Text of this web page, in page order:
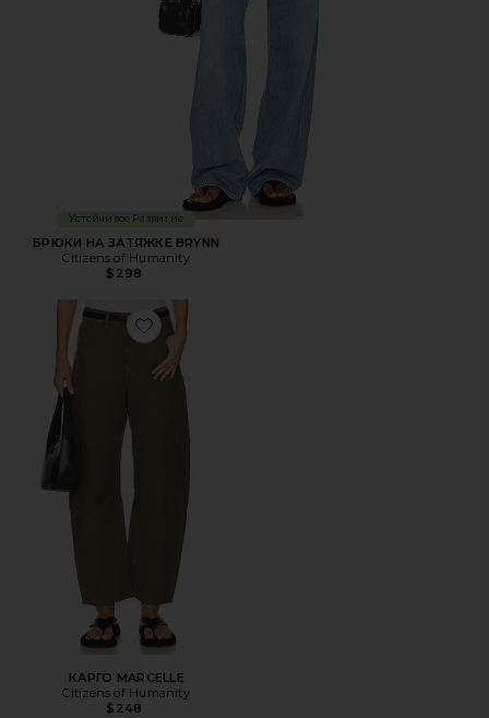
Устойчивое Развитие
БРЮКИ НА ЗАТЯЖКЕ BRYNN
Citizens of Humanity
$298
Favorite КАРГО MARCELLE
КАРГО MARCELLE
Citizens of Humanity
$248